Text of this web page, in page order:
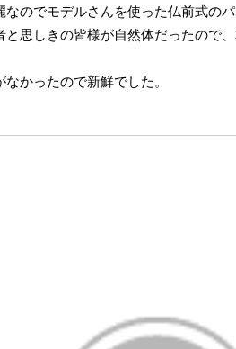
のでモデルさんを使った仏前式の
と思しきの皆様が自然体だったので
かったので新鮮でした。